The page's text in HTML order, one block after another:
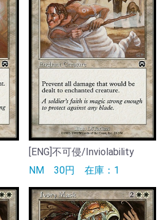
[ENG]不可侵/Inviolability
NM 30円 在庫：1